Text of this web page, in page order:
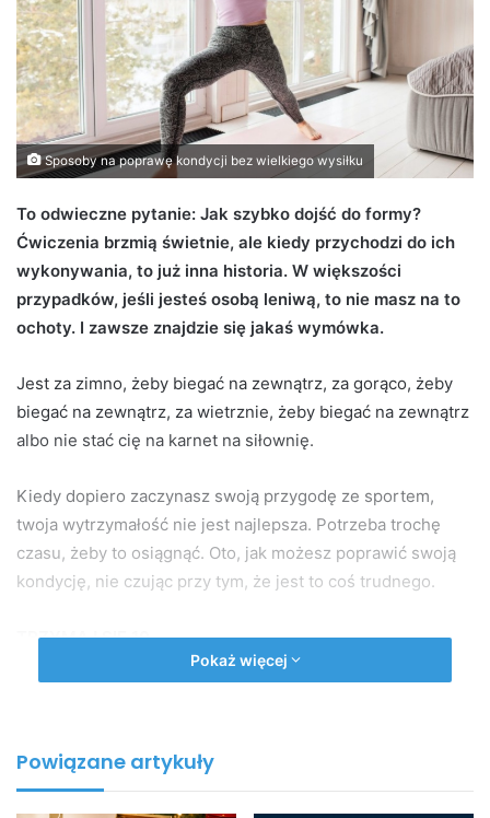
m
a
i
l
Sposoby na poprawę kondycji bez wielkiego wysiłku
To odwieczne pytanie: Jak szybko dojść do formy?
Ćwiczenia brzmią świetnie, ale kiedy przychodzi do ich
wykonywania, to już inna historia. W większości
przypadków, jeśli jesteś osobą leniwą, to nie masz na to
ochoty. I zawsze znajdzie się jakaś wymówka.
Jest za zimno, żeby biegać na zewnątrz, za gorąco, żeby
biegać na zewnątrz, za wietrznie, żeby biegać na zewnątrz
albo nie stać cię na karnet na siłownię.
Kiedy dopiero zaczynasz swoją przygodę ze sportem,
twoja wytrzymałość nie jest najlepsza. Potrzeba trochę
czasu, żeby to osiągnąć. Oto, jak możesz poprawić swoją
kondycję, nie czując przy tym, że jest to coś trudnego.
TRZYMAJ SIĘ 10
cokolwiek jest lepsze niż nic, a po pewnym czasie, kiedy
poczujesz, że zestawy 10 ćwiczeń są zbyt łatwe, możesz je
Pokaż więcej
Powiązane artykuły